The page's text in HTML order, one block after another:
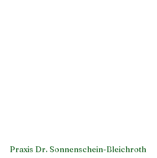
Praxis Dr. Sonnenschein-Bleichroth